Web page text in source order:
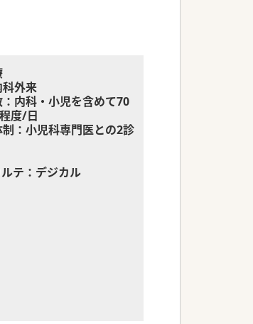
科外来
：内科・小児を含めて70
度/日
制：小児科専門医との2診
テ：デジカル